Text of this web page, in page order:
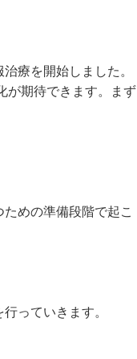
療を開始しました。
が期待できます。まず
めの準備段階で起こ
っていきます。